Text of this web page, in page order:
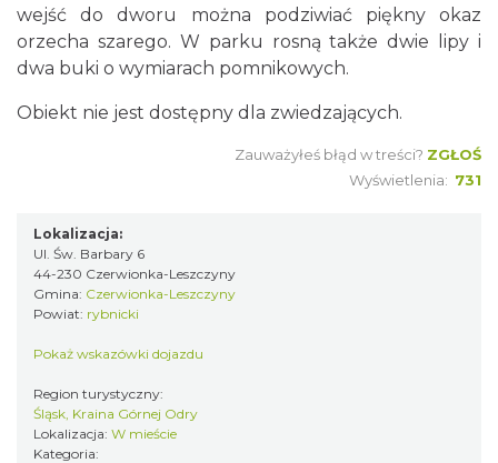
wejść do dworu można podziwiać piękny okaz
orzecha szarego. W parku rosną także dwie lipy i
dwa buki o wymiarach pomnikowych.
Obiekt nie jest dostępny dla zwiedzających.
Zauważyłeś błąd w treści? ZGŁOŚ
Wyświetlenia: 731
Lokalizacja:
Ul. Św. Barbary 6
44-230 Czerwionka-Leszczyny
Gmina: Czerwionka-Leszczyny
Powiat: rybnicki
Pokaż wskazówki dojazdu
Region turystyczny:
Śląsk, Kraina Górnej Odry
Lokalizacja: W mieście
Kategoria: